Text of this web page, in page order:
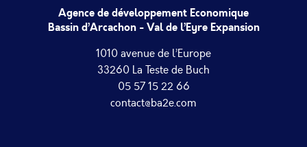
Agence de développement Economique
Bassin d’Arcachon - Val de l’Eyre Expansion
1010 avenue de l’Europe
33260 La Teste de Buch
05 57 15 22 66
contact@ba2e.com